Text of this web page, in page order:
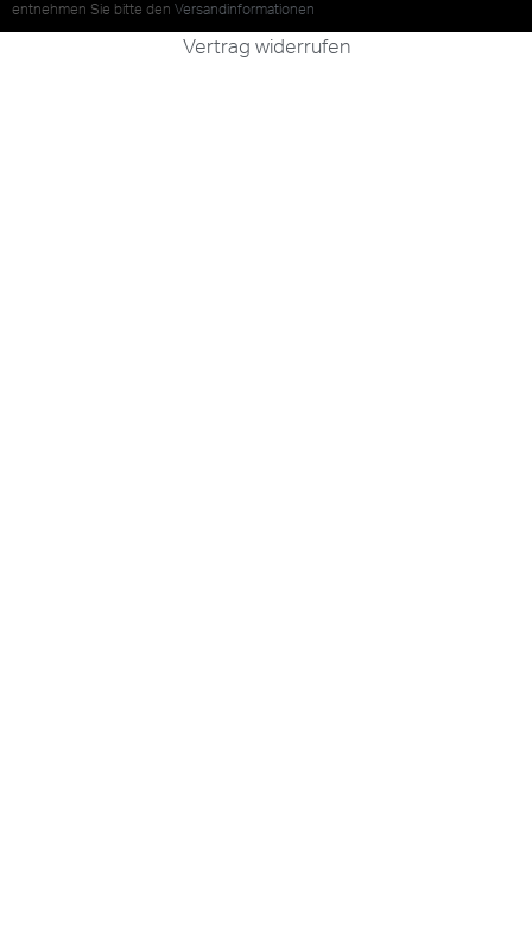
entnehmen Sie bitte den Versandinformationen
Vertrag widerrufen